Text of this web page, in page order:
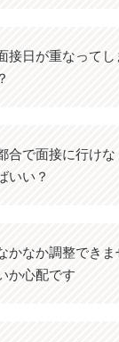
接日が重なってし
合で面接に行け
いい？
かなか調整でき
か心配です